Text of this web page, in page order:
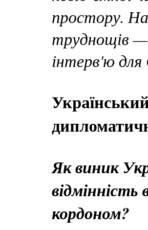
простору. На
труднощів —
інтерв'ю для
Як виник
відмінність
кордоном?